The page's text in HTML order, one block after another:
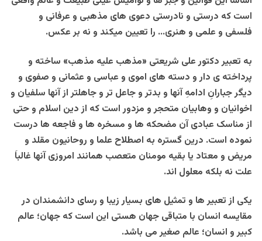
است که درستی و نادرستی دعوی های مذهبی و عرفانی و
فلسفی و علمی و هنری… را تعیین میکند و نه بر عکس.
به تعبیر دکتور علی شریعتی «مذهب علیه مذهب» ساخته و
پرداخته ی دار و دسته های اموی و عباسی و عثمانی و صفوی و
دیگر جبارانِ ادامهِ آنها و بدتر و جاعل تر و جاهلتر از آنها سلفیان و
اخوانیان و وهابیان متحجر و مزدور است که از دین اسلام و حتی
از مناسک عبادی آن مضحکه ها و مسخره ها و فاجعه ها درست
نموده است. درین گستره به اصطلاح علما و روحانیون مقلد و
مریض و معتاد یا بقیه مومنان متعصب همانند امروزی آنها غالباَ
علت نه بلکه معلول اند.
یکی از تعبیر ها و تمثیل های بسیار زیبا و رسای دانشمندان در
مقایسه انسان با متباقی جهان هستی این است که جهان؛ عالم
کبیر و انسان؛ عالم صغیر می باشد.